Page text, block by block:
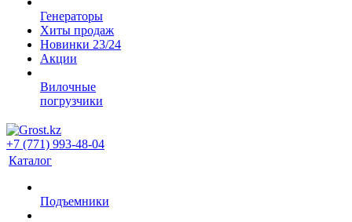
Генераторы
Хиты продаж
Новинки 23/24
Акции
Вилочные
погрузчики
+7 (771) 993-48-04
Каталог
Подъемники